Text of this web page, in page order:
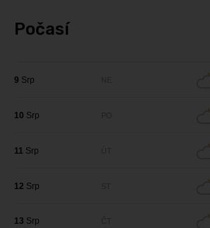
Počasí
9 Srp
10 Srp
11 Srp
12 Srp
13 Srp